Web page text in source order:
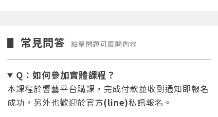
▋ 常見問答 點擊問題可展開內容
Q：如何參加實體課程？
本課程於響藝平台購課，完成付款並收到通知即報名
成功，另外也歡迎於官方(line)私訊報名。